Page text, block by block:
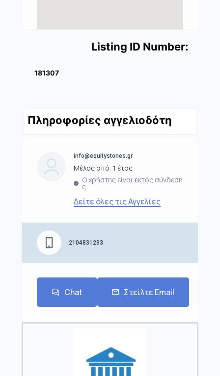
Listing ID Number:
181307
Πληροφορίες αγγελιοδότη
info@equitystones.gr
Μέλος από: 1 έτος
Ο χρήστης είναι εκτός σύνδεση
ς
Δείτε όλες τις Αγγελίες
2104831283
Chat Στείλτε Email